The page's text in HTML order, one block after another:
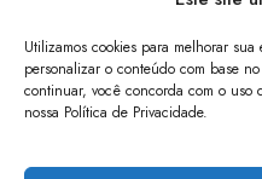
Utilizamos cookies para melhorar
personalizar o conteúdo com base
continuar, você concorda com o uso
nossa Política de Privacidade.